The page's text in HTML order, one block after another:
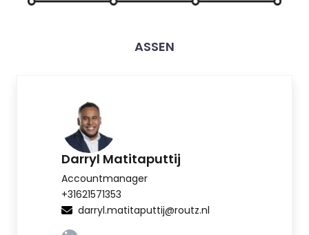
ASSEN
Darryl Matitaputtij
Accountmanager
+31621571353
darryl.matitaputtij@routz.nl